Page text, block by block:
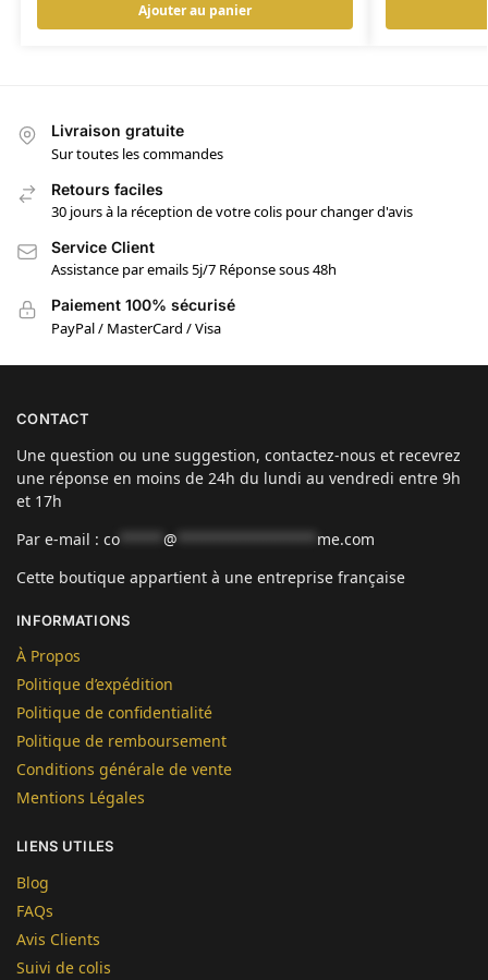
Ajouter au panier
Livraison gratuite
Sur toutes les commandes
Retours faciles
30 jours à la réception de votre colis pour changer d'avis
Service Client
Assistance par emails 5j/7 Réponse sous 48h
Paiement 100% sécurisé
PayPal / MasterCard / Visa
CONTACT
Une question ou une suggestion, contactez-nous et recevrez
une réponse en moins de 24h du lundi au vendredi entre 9h
et 17h
Par e-mail : co @
me.com
Cette boutique appartient à une entreprise française
INFORMATIONS
À Propos
Politique d’expédition
Politique de confidentialité
Politique de remboursement
Conditions générale de vente
Mentions Légales
LIENS UTILES
Blog
FAQs
Avis Clients
Suivi de colis